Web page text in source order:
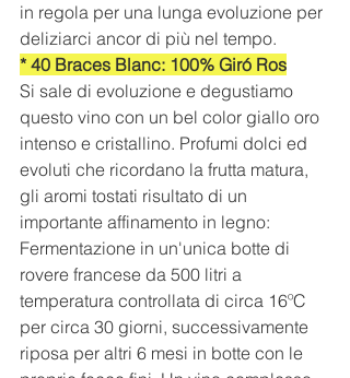
in regola per una lunga evoluzione per
deliziarci ancor di più nel tempo.
* 40 Braces Blanc: 100% Giró Ros
Si sale di evoluzione e degustiamo
questo vino con un bel color giallo oro
intenso e cristallino. Profumi dolci ed
evoluti che ricordano la frutta matura,
gli aromi tostati risultato di un
importante affinamento in legno:
Fermentazione in un'unica botte di
rovere francese da 500 litri a
temperatura controllata di circa 16ºC
per circa 30 giorni, successivamente
riposa per altri 6 mesi in botte con le